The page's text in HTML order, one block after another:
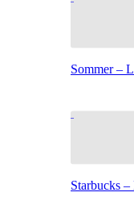
Sommer –
Starbucks